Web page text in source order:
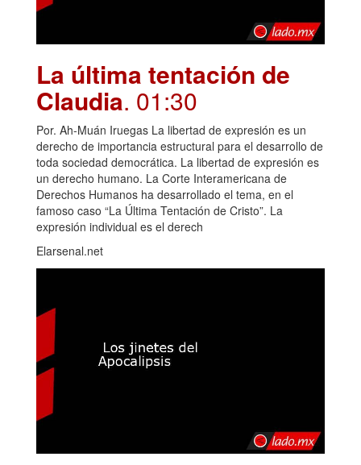
La última tentación de
Claudia. 01:30
Por. Ah-Muán Iruegas La libertad de expresión es un
derecho de importancia estructural para el desarrollo de
toda sociedad democrática. La libertad de expresión es
un derecho humano. La Corte Interamericana de
Derechos Humanos ha desarrollado el tema, en el
famoso caso “La Última Tentación de Cristo”. La
expresión individual es el derech
Elarsenal.net